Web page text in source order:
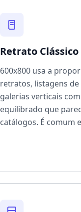
Retrato Clássico
600x800 usa a
retratos, listagens
galerias verticais
equilibrado que
catálogos. É comum